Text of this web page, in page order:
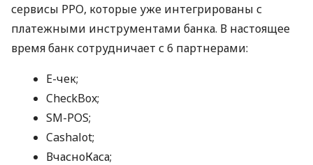
сервисы РРО, которые уже интегрированы с
платежными инструментами банка. В настоящее
время банк сотрудничает с 6 партнерами:
E-чек;
CheckBox;
SM-POS;
Cashalot;
ВчасноКаса;